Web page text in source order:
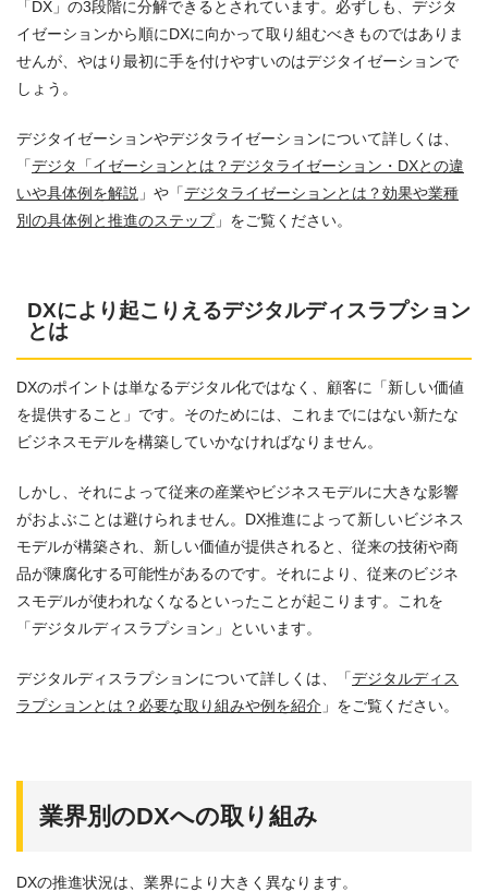
「DX」の3段階に分解できるとされています。必ずしも、デジタ
イゼーションから順にDXに向かって取り組むべきものではありま
せんが、やはり最初に手を付けやすいのはデジタイゼーションで
しょう。
デジタイゼーションやデジタライゼーションについて詳しくは、
「デジタ「イゼーションとは？デジタライゼーション・DXとの違
いや具体例を解説 」や「デジタライゼーションとは？効果や業種
別の具体例と推進のステップ」をご覧ください。
DXにより起こりえるデジタルディスラプション
とは
DXのポイントは単なるデジタル化ではなく、顧客に「新しい価値
を提供すること」です。そのためには、これまでにはない新たな
ビジネスモデルを構築していかなければなりません。
しかし、それによって従来の産業やビジネスモデルに大きな影響
がおよぶことは避けられません。DX推進によって新しいビジネス
モデルが構築され、新しい価値が提供されると、従来の技術や商
品が陳腐化する可能性があるのです。それにより、従来のビジネ
スモデルが使われなくなるといったことが起こります。これを
「デジタルディスラプション」といいます。
デジタルディスラプションについて詳しくは、「デジタルディス
ラプションとは？必要な取り組みや例を紹介 」をご覧ください。
業界別のDXへの取り組み
DXの推進状況は、業界により大きく異なります。